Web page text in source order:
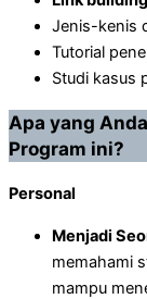
Jenis-kenis
Tutorial
Studi kasus
Apa yang
Program ini?
Personal
Menjadi
memahami
mampu